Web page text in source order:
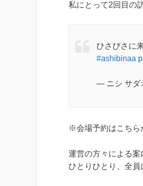
私にとって2回目の
ひさびさに
#ashibinaa
— ニシ サダ
※会場予約はこち
運営の方々による案
ひとりひとり、全員